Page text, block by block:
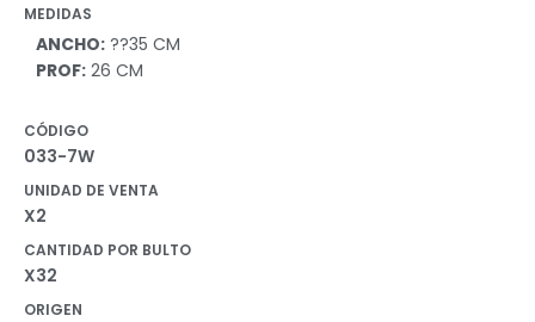
MEDIDAS
ANCHO: ??35 CM
PROF: 26 CM
CÓDIGO
033-7W
UNIDAD DE VENTA
X2
CANTIDAD POR BULTO
X32
ORIGEN